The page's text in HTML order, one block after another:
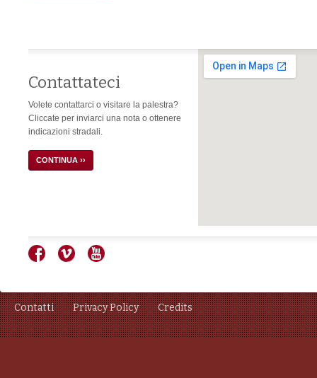
Contattateci
Volete contattarci o visitare la palestra?
Cliccate per inviarci una nota o ottenere
indicazioni stradali.
CONTINUA ››
Contatti Privacy Policy Credits